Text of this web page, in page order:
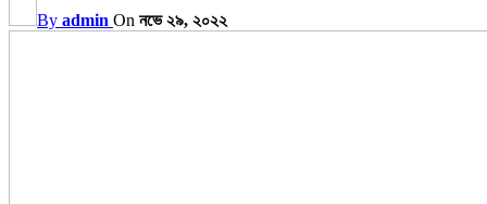
By admin On নভে ২৯, ২০২২